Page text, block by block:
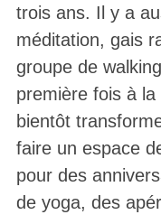
trois ans. Il y a
méditation, gais
groupe de
première fois à la
bientôt
faire un espace
pour des
de yoga, des